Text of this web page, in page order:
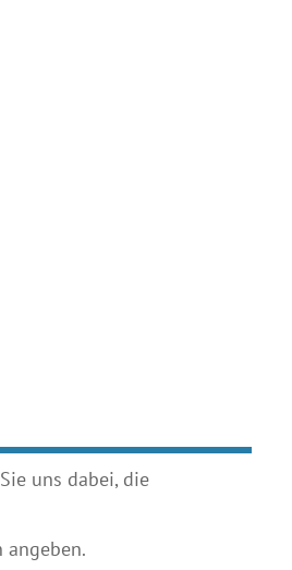
uns dabei, die
angeben.